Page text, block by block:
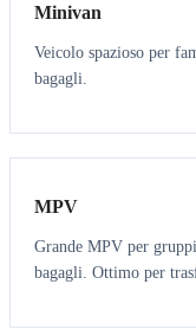
Minivan
Veicolo spazioso per
bagagli.
7 7
MPV
Grande MPV per
bagagli. Ottimo per